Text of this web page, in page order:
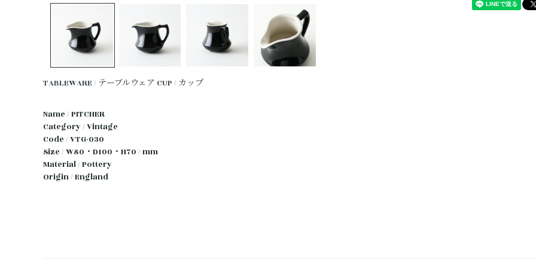
TABLEWARE / テーブルウェア CUP / カップ
Name / PITCHER
Category / Vintage
Code / VTG-030
Size / W80・D100・H70 / mm
Material / Pottery
Origin / England